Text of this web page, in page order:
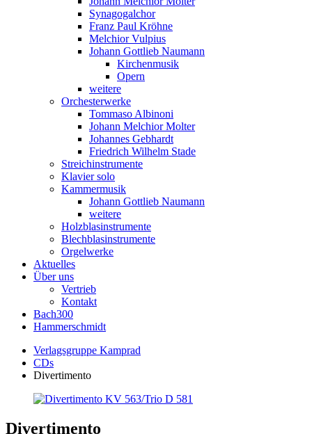
Synagogalchor
Franz Paul Kröhne
Melchior Vulpius
Johann Gottlieb Naumann
Kirchenmusik
Opern
weitere
Orchesterwerke
Tommaso Albinoni
Johann Melchior Molter
Johannes Gebhardt
Friedrich Wilhelm Stade
Streichinstrumente
Klavier solo
Kammermusik
Johann Gottlieb Naumann
weitere
Holzblasinstrumente
Blechblasinstrumente
Orgelwerke
Aktuelles
Über uns
Vertrieb
Kontakt
Bach300
Hammerschmidt
Verlagsgruppe Kamprad
CDs
Divertimento
Divertimento